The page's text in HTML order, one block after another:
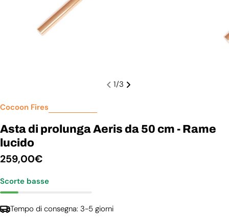
1/3
Cocoon Fires
Asta di prolunga Aeris da 50 cm - Rame
lucido
Prezzo
259,00€
Scorte basse
Tempo di consegna: 3-5 giorni